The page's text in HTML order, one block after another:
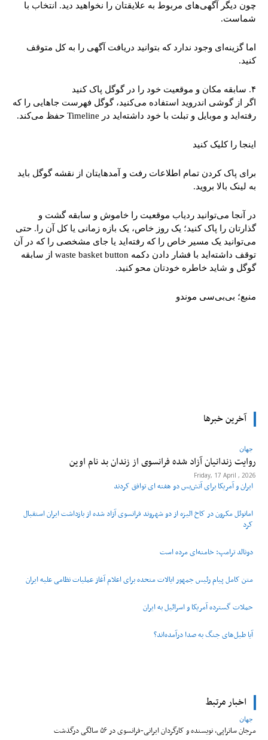
چون دیگر آگهی‌های مربوط به علایقتان را نخواهید دید. انتخاب با
شماست.
اما گزینه‌ای وجود ندارد که بتوانید دریافت آگهی را به کل متوقف
کنید.
۴. سابقه مکان و موقعیت خود را در گوگل پاک کنید
اگر از گوشی اندروید استفاده می‌کنید، گوگل فهرست جاهایی را که
رفته‌اید و موبایل و تبلت با خود داشته‌اید در Timeline حفظ می‌کند.
اینجا را کلیک کنید
برای پاک کردن تمام اطلاعات رفت و آمدهایتان از نقشه گوگل باید
به لینک بالا بروید.
در آنجا می‌توانید ردیاب موقعیت را خاموش و سابقه گشت و
گذارتان را پاک کنید؛ یک روز خاص، یک بازه زمانی یا کل آن را. حتی
می‌توانید یک مسیر خاص را که رفته‌اید یا جای مشخصی را که در آن
توقف داشته‌اید با فشار دادن دکمه waste basket button از سابقه
گوگل و شاید خاطره خودتان محو کنید.
منبع؛ بی‌بی‌سی موندو
آخرین خبرها
جهان
روایت زندانیان آزاد شده فرانسوی از زندان ‌بد نام اوین
Friday, 17 April , 2026
ایران و آمریکا برای آتش‌بس دو هفته‌ ای توافق کردند
امانوئل مکرون در کاخ الیزه از دو شهروند فرانسوی آزاد شده از بازداشت ایران استقبال
کرد
دونالد ترامپ: خامنه‌ای مرده است
متن کامل پیام رئیس جمهور ایالات متحده برای اعلام آغاز عملیات نظامی علیه ایران
حملات گسترده آمریکا و اسرائیل به ایران
آیا طبل‌های جنگ به صدا درآمده‌اند؟
اخبار مرتبط
جهان
مرجان ساتراپی، نویسنده و کارگردان ایرانی-فرانسوی در ۵۶ سالگی درگذشت